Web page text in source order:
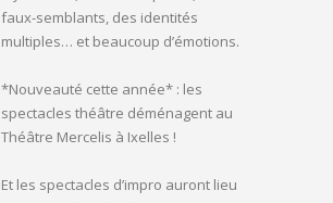
faux-semblants, des identités
multiples… et beaucoup d’émotions.
*Nouveauté cette année* : les
spectacles théâtre déménagent au
Théâtre Mercelis à Ixelles !
Et les spectacles d’impro auront lieu